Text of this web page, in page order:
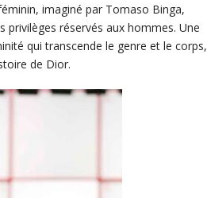
imaginé par Tomaso Binga,
réservés aux hommes. Une
qui transcende le genre et le corps,
de Dior.